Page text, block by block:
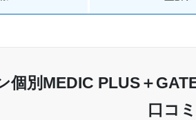
個別MEDIC PLUS＋
口コ